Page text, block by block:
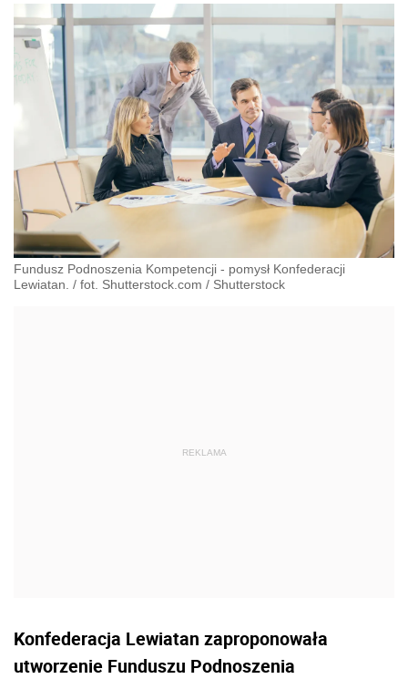
Fundusz Podnoszenia Kompetencji - pomysł Konfederacji
Lewiatan. / fot. Shutterstock.com / Shutterstock
Konfederacja Lewiatan zaproponowała
utworzenie Funduszu Podnoszenia